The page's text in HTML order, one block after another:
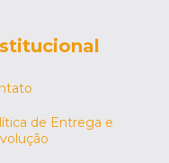
de Entrega e